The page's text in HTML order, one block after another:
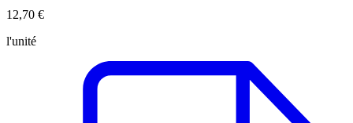
12,70 €
l'unité